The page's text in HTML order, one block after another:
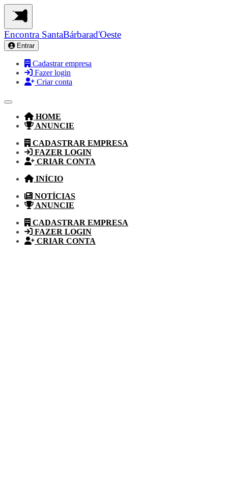
Encontra SantaBárbarad'Oeste
Entrar
Cadastrar empresa
Fazer login
Criar conta
HOME
ANUNCIE
CADASTRAR EMPRESA
FAZER LOGIN
CRIAR CONTA
INÍCIO
NOTÍCIAS
ANUNCIE
CADASTRAR EMPRESA
FAZER LOGIN
CRIAR CONTA